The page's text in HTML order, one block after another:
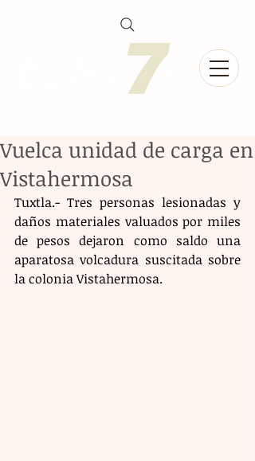
Vuelca unidad de carga en
Vistahermosa
Tuxtla.- Tres personas lesionadas y
daños materiales valuados por miles
de pesos dejaron como saldo una
aparatosa volcadura suscitada sobre
la colonia Vistahermosa.